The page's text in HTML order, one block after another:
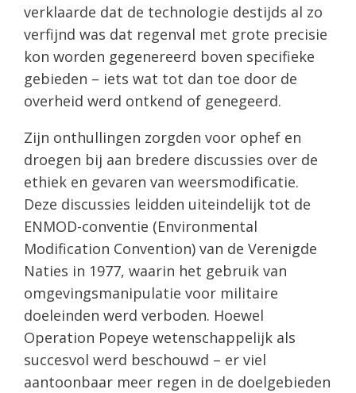
verklaarde dat de technologie destijds al zo
verfijnd was dat regenval met grote precisie
kon worden gegenereerd boven specifieke
gebieden – iets wat tot dan toe door de
overheid werd ontkend of genegeerd.
Zijn onthullingen zorgden voor ophef en
droegen bij aan bredere discussies over de
ethiek en gevaren van weersmodificatie.
Deze discussies leidden uiteindelijk tot de
ENMOD-conventie (Environmental
Modification Convention) van de Verenigde
Naties in 1977, waarin het gebruik van
omgevingsmanipulatie voor militaire
doeleinden werd verboden. Hoewel
Operation Popeye wetenschappelijk als
succesvol werd beschouwd – er viel
aantoonbaar meer regen in de doelgebieden